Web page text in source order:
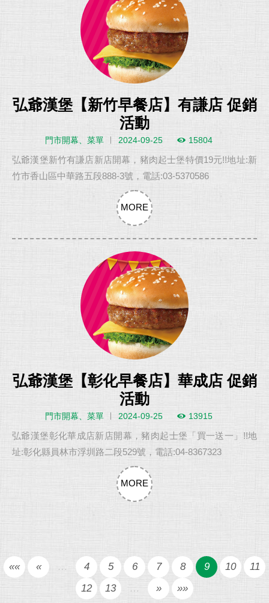
弘爺漢堡【新竹早餐店】有謙店 促銷
活動
門市開幕、菜單 2024-09-25 15804
弘爺漢堡新竹有謙店新店開幕，豬肉起士堡特價19元!!地址:新
竹市香山區中華路五段888-3號，電話:03-5370586
MORE
弘爺漢堡【彰化早餐店】華成店 促銷
活動
門市開幕、菜單 2024-09-25 13915
弘爺漢堡彰化華成店新店開幕，豬肉起士堡「買一送一」!!地
址:彰化縣員林市浮圳路二段529號，電話:04-8367323
MORE
«« « … 4 5 6 7 8 9 10
11
12
13 … » »»